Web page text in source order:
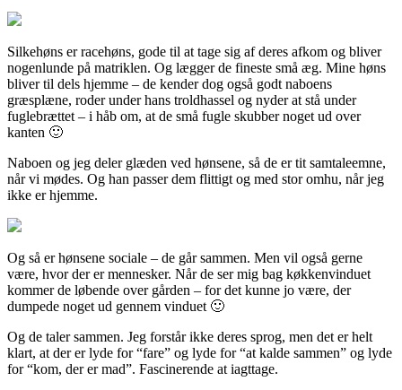
Silkehøns er racehøns, gode til at tage sig af deres afkom og bliver
nogenlunde på matriklen. Og lægger de fineste små æg. Mine høns
bliver til dels hjemme – de kender dog også godt naboens
græsplæne, roder under hans troldhassel og nyder at stå under
fuglebrættet – i håb om, at de små fugle skubber noget ud over
kanten 🙂
Naboen og jeg deler glæden ved hønsene, så de er tit samtaleemne,
når vi mødes. Og han passer dem flittigt og med stor omhu, når jeg
ikke er hjemme.
Og så er hønsene sociale – de går sammen. Men vil også gerne
være, hvor der er mennesker. Når de ser mig bag køkkenvinduet
kommer de løbende over gården – for det kunne jo være, der
dumpede noget ud gennem vinduet 🙂
Og de taler sammen. Jeg forstår ikke deres sprog, men det er helt
klart, at der er lyde for “fare” og lyde for “at kalde sammen” og lyde
for “kom, der er mad”. Fascinerende at iagttage.